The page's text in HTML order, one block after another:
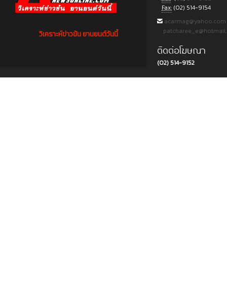
วิเคราะห์ข่าวข้น ยานยนต์วันนี้
Fax: (02) 514-9154
acarmag@yahoo.com
ติดต่อโฆษณา
(02) 514-9152